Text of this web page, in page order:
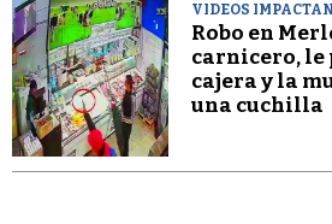
VIDEOS
Robo en
carnicero, le
cajera y la
una cuchilla